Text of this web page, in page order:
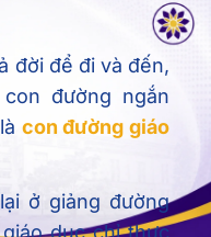
đường ngắn
làcon đường giáo
ở giảng đường
dục chỉ thực
tri thức ấy được
lực nghề nghiệp,